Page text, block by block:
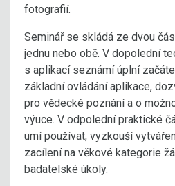
fotografií.
Seminář se skládá ze dvou
jednu nebo obě. V dopolední
s aplikací seznámí úplní
základní ovládání aplikace,
pro vědecké poznání a o
výuce. V odpolední praktické
umí používat, vyzkouší
zacílení na věkové kategorie
badatelské úkoly.